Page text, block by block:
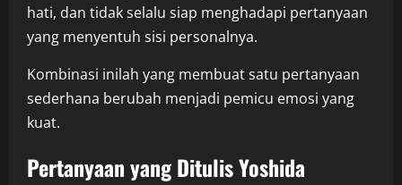
hati, dan tidak selalu siap menghadapi pertanyaan
yang menyentuh sisi personalnya.
Kombinasi inilah yang membuat satu pertanyaan
sederhana berubah menjadi pemicu emosi yang
kuat.
Pertanyaan yang Ditulis Yoshida